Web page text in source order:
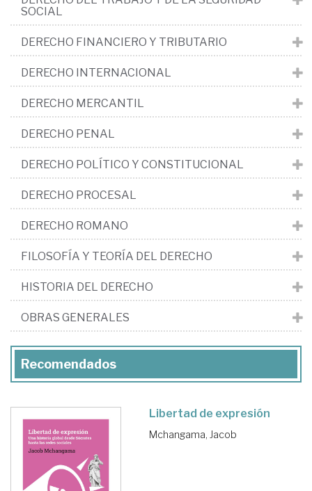
SOCIAL
DERECHO FINANCIERO Y TRIBUTARIO
DERECHO INTERNACIONAL
DERECHO MERCANTIL
DERECHO PENAL
DERECHO POLÍTICO Y CONSTITUCIONAL
DERECHO PROCESAL
DERECHO ROMANO
FILOSOFÍA Y TEORÍA DEL DERECHO
HISTORIA DEL DERECHO
OBRAS GENERALES
Recomendados
Libertad de expresión
Mchangama, Jacob